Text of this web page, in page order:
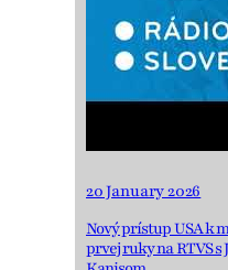
20 January 2026
Nový prístup USA k
prvej ruky na RTVS s